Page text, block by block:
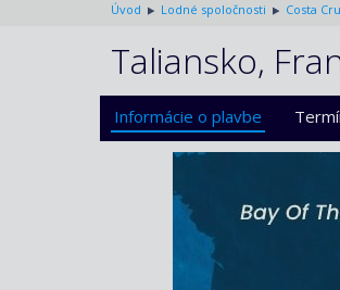
Úvod Lodné spoločnosti Costa
Taliansko,
Informácie o plavbe